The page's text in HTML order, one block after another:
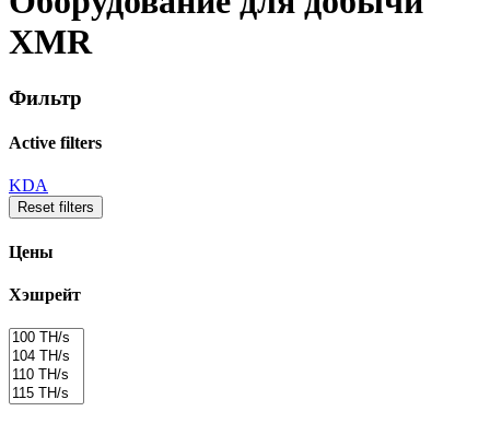
XMR
Фильтр
Active filters
KDA
Reset filters
Цены
Хэшрейт